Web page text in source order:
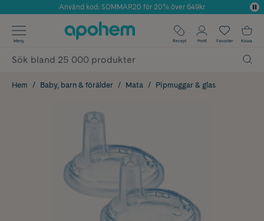
Årets Butik 2025 inom Skönhet
Använd kod: SOMMAR20 för 20% över 649kr
✓ Fri frakt
✓ Poäng på alla köp*
Meny Recept Profil Favoriter Kassa
Hem Baby, barn & förälder Mata Pipmuggar & glas